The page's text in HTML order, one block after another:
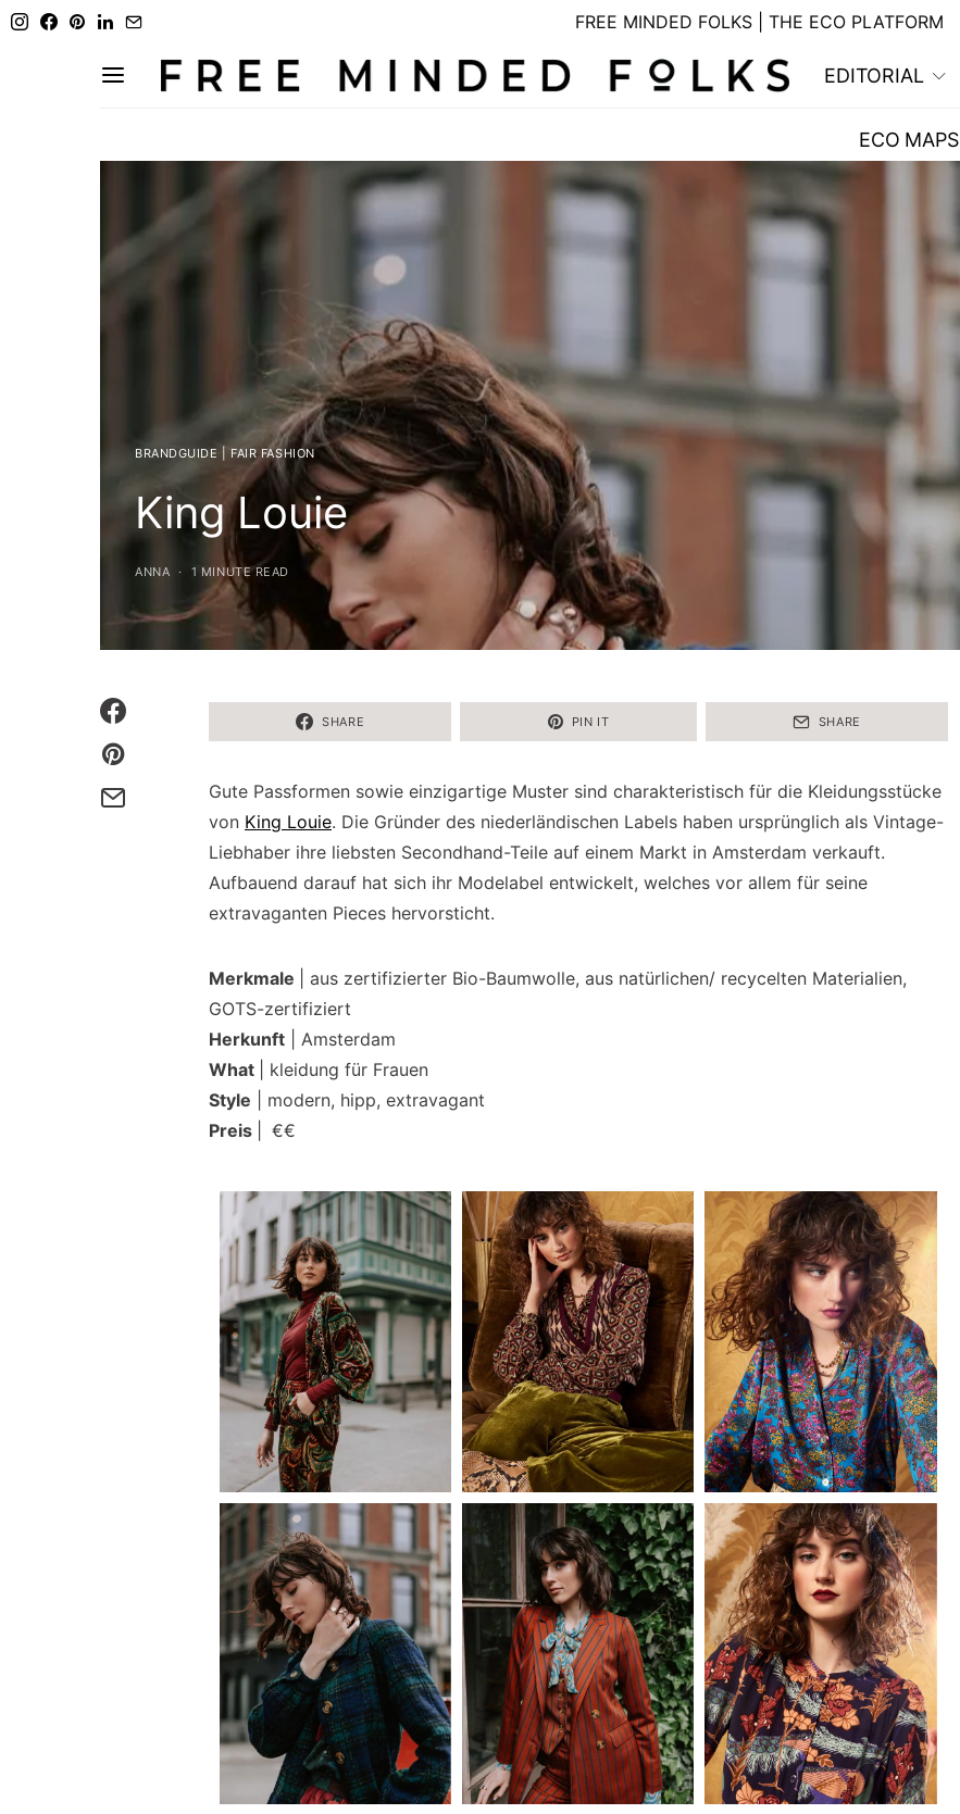
FREE MINDED FOLKS | THE ECO PLATFORM
EDITORIAL
ECO MAPS
BRANDGUIDE | FAIR FASHION
King Louie
ANNA 1 MINUTE READ
SHARE PIN IT SHARE
Gute Passformen sowie einzigartige Muster sind charakteristisch für die Kleidungsstücke
von King Louie. Die Gründer des niederländischen Labels haben ursprünglich als Vintage-
Liebhaber ihre liebsten Secondhand-Teile auf einem Markt in Amsterdam verkauft.
Aufbauend darauf hat sich ihr Modelabel entwickelt, welches vor allem für seine
extravaganten Pieces hervorsticht.
Merkmale
| aus zertifizierter Bio-Baumwolle, aus natürlichen/ recycelten Materialien,
GOTS-zertifiziert
Herkunft | Amsterdam
What
| kleidung für Frauen
Style | modern, hipp, extravagant
Preis
€€